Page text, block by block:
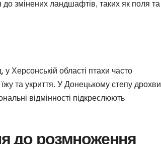
змінених ландшафтів, таких як поля та
у Херсонській області птахи часто
та укриття. У Донецькому степу дрохви
відмінності підкреслюють
до розмноження